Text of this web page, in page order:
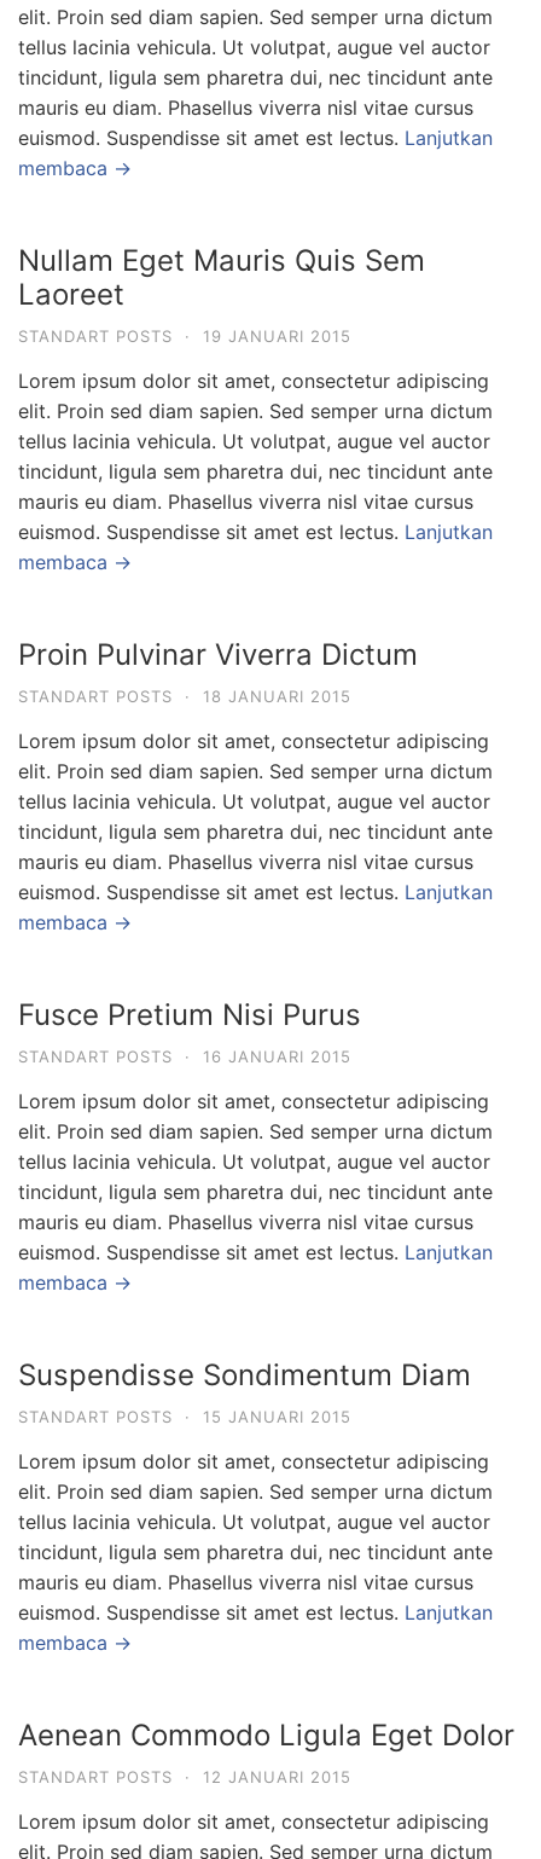
elit. Proin sed diam sapien. Sed semper urna dictum
tellus lacinia vehicula. Ut volutpat, augue vel auctor
tincidunt, ligula sem pharetra dui, nec tincidunt ante
mauris eu diam. Phasellus viverra nisl vitae cursus
euismod. Suspendisse sit amet est lectus. Lanjutkan
membaca →
Nullam Eget Mauris Quis Sem
Laoreet
STANDART POSTS · 19 JANUARI 2015
Lorem ipsum dolor sit amet, consectetur adipiscing
elit. Proin sed diam sapien. Sed semper urna dictum
tellus lacinia vehicula. Ut volutpat, augue vel auctor
tincidunt, ligula sem pharetra dui, nec tincidunt ante
mauris eu diam. Phasellus viverra nisl vitae cursus
euismod. Suspendisse sit amet est lectus. Lanjutkan
membaca →
Proin Pulvinar Viverra Dictum
STANDART POSTS · 18 JANUARI 2015
Lorem ipsum dolor sit amet, consectetur adipiscing
elit. Proin sed diam sapien. Sed semper urna dictum
tellus lacinia vehicula. Ut volutpat, augue vel auctor
tincidunt, ligula sem pharetra dui, nec tincidunt ante
mauris eu diam. Phasellus viverra nisl vitae cursus
euismod. Suspendisse sit amet est lectus. Lanjutkan
membaca →
Fusce Pretium Nisi Purus
STANDART POSTS · 16 JANUARI 2015
Lorem ipsum dolor sit amet, consectetur adipiscing
elit. Proin sed diam sapien. Sed semper urna dictum
tellus lacinia vehicula. Ut volutpat, augue vel auctor
tincidunt, ligula sem pharetra dui, nec tincidunt ante
mauris eu diam. Phasellus viverra nisl vitae cursus
euismod. Suspendisse sit amet est lectus. Lanjutkan
membaca →
Suspendisse Sondimentum Diam
STANDART POSTS · 15 JANUARI 2015
Lorem ipsum dolor sit amet, consectetur adipiscing
elit. Proin sed diam sapien. Sed semper urna dictum
tellus lacinia vehicula. Ut volutpat, augue vel auctor
tincidunt, ligula sem pharetra dui, nec tincidunt ante
mauris eu diam. Phasellus viverra nisl vitae cursus
euismod. Suspendisse sit amet est lectus. Lanjutkan
membaca →
Aenean Commodo Ligula Eget Dolor
STANDART POSTS · 12 JANUARI 2015
Lorem ipsum dolor sit amet, consectetur adipiscing
elit. Proin sed diam sapien. Sed semper urna dictum